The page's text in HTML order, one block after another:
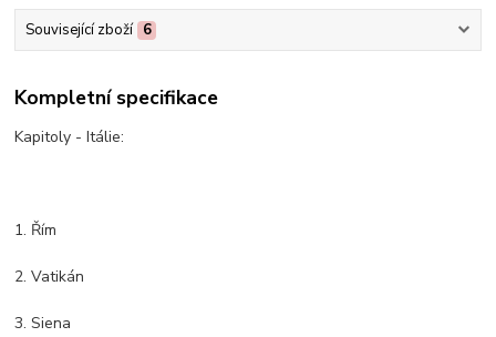
Související zboží 6
Kompletní specifikace
Kapitoly - Itálie:
1. Řím
2. Vatikán
3. Siena